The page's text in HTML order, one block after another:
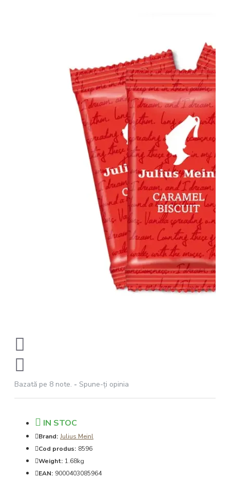
Bazată pe 8 note. - Spune-ţi opinia
IN STOC
Brand: Julius Meinl
Cod produs: 8596
Weight: 1.68kg
EAN: 9000403085964